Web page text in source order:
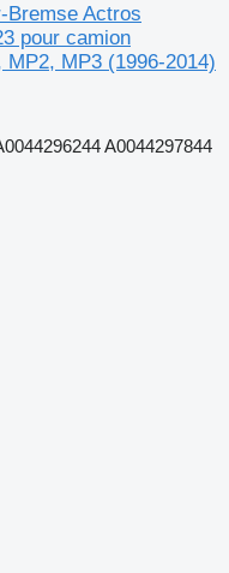
Bremse Actros
pour camion
MP3 (1996-2014)
A0044297844